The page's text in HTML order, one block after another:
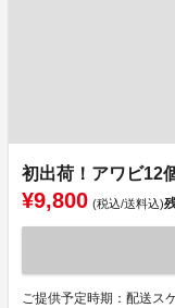
初出荷！アワビ12
¥9,800 (税込/送料込)
ご提供予定時期：配送ス